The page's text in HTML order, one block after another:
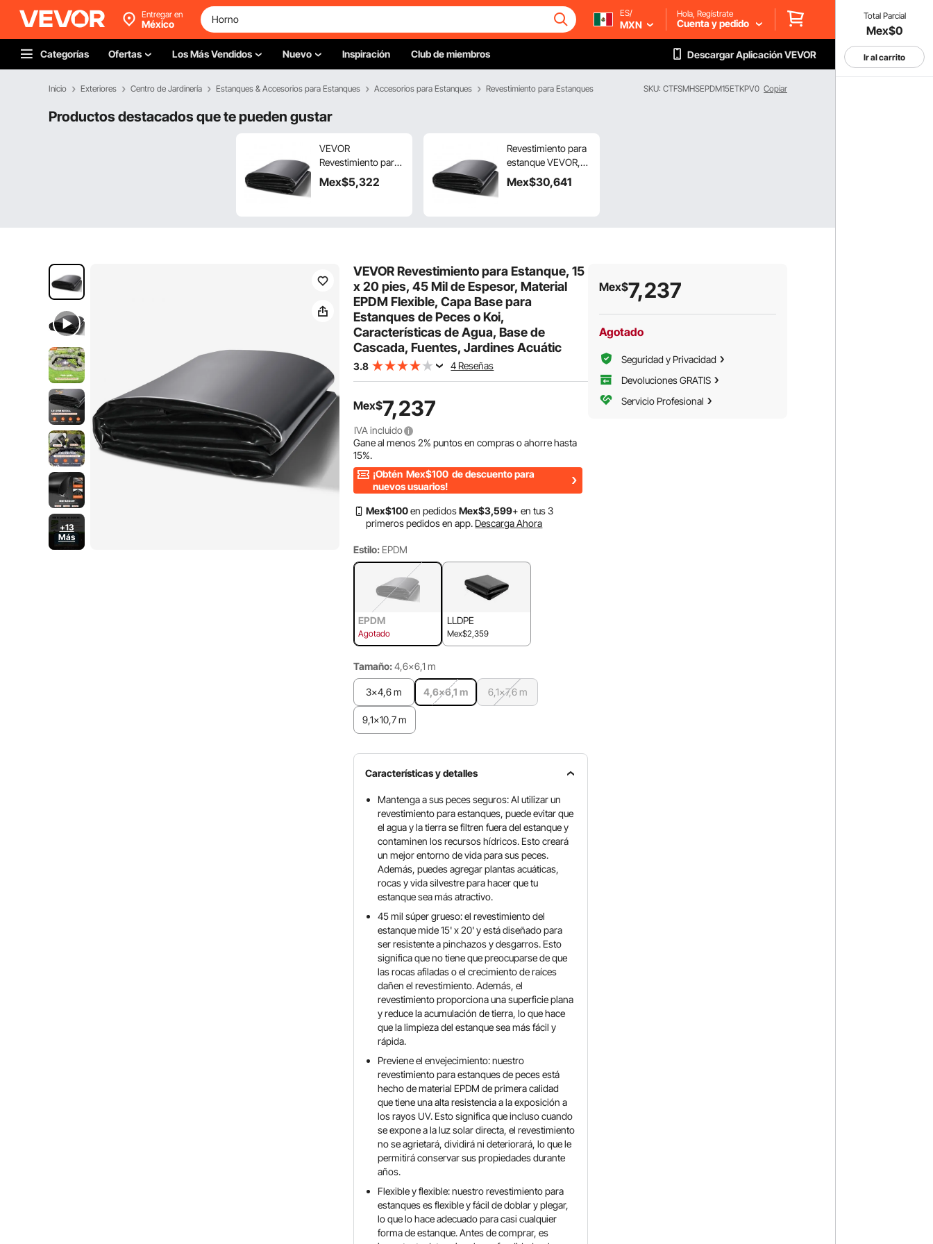
Total Parcial
Mex$0
Ir al carrito
Entregar en
México
ES/
MXN
Hola, Regístrate
Cuenta y pedido
Categorías Ofertas Los Más Vendidos Nuevo Inspiración Club de miembros Descargar Aplicación VEVOR
Inicio Exteriores Centro de Jardinería Estanques & Accesorios para Estanques Accesorios para Estanques Revestimiento para Estanques SKU: CTFSMHSEPDM15ETKPV0 Copiar
Productos destacados que te pueden gustar
VEVOR
Revestimiento para
Estanque, 10 x 15
pies, 45 Mil de
Características de
Agua, Base de
Cascada, Fuentes,
Jardines Acuátic
Mex$5,322
Revestimiento para
estanque VEVOR,
9,1 x 10,7 m, 45
milésimas de
bases de cascadas,
jardines acuáticos,
color negro.
Mex$30,641
+13
Más
VEVOR Revestimiento para Estanque, 15
x 20 pies, 45 Mil de Espesor, Material
EPDM Flexible, Capa Base para
Estanques de Peces o Koi,
Características de Agua, Base de
Cascada, Fuentes, Jardines Acuátic
3.8 4 Reseñas
Mex$7,237
IVA incluido
Gane al menos2% puntos en compras o ahorre hasta
15%.
¡Obtén Mex$100 de descuento para
nuevos usuarios!
Mex$100en pedidosMex$3,599+ en tus 3
primeros pedidos en app. Descarga Ahora
Estilo: EPDM
EPDM
Agotado
LLDPE
Mex$2,359
Tamaño: 4,6x6,1 m
3x4,6 m 4,6x6,1 m 6,1x7,6 m
9,1x10,7 m
Características y detalles
Mantenga a sus peces seguros: Al utilizar un
revestimiento para estanques, puede evitar que
el agua y la tierra se filtren fuera del estanque y
contaminen los recursos hídricos. Esto creará
un mejor entorno de vida para sus peces.
Además, puedes agregar plantas acuáticas,
rocas y vida silvestre para hacer que tu
estanque sea más atractivo.
45 mil súper grueso: el revestimiento del
estanque mide 15' x 20' y está diseñado para
ser resistente a pinchazos y desgarros. Esto
significa que no tiene que preocuparse de que
las rocas afiladas o el crecimiento de raíces
dañen el revestimiento. Además, el
revestimiento proporciona una superficie plana
y reduce la acumulación de tierra, lo que hace
que la limpieza del estanque sea más fácil y
rápida.
Previene el envejecimiento: nuestro
revestimiento para estanques de peces está
hecho de material EPDM de primera calidad
que tiene una alta resistencia a la exposición a
los rayos UV. Esto significa que incluso cuando
se expone a la luz solar directa, el revestimiento
no se agrietará, dividirá ni deteriorará, lo que le
permitirá conservar sus propiedades durante
años.
Flexible y flexible: nuestro revestimiento para
estanques es flexible y fácil de doblar y plegar,
lo que lo hace adecuado para casi cualquier
forma de estanque. Antes de comprar, es
Mex$7,237
Agotado
Seguridad y Privacidad
Devoluciones GRATIS
Servicio Profesional